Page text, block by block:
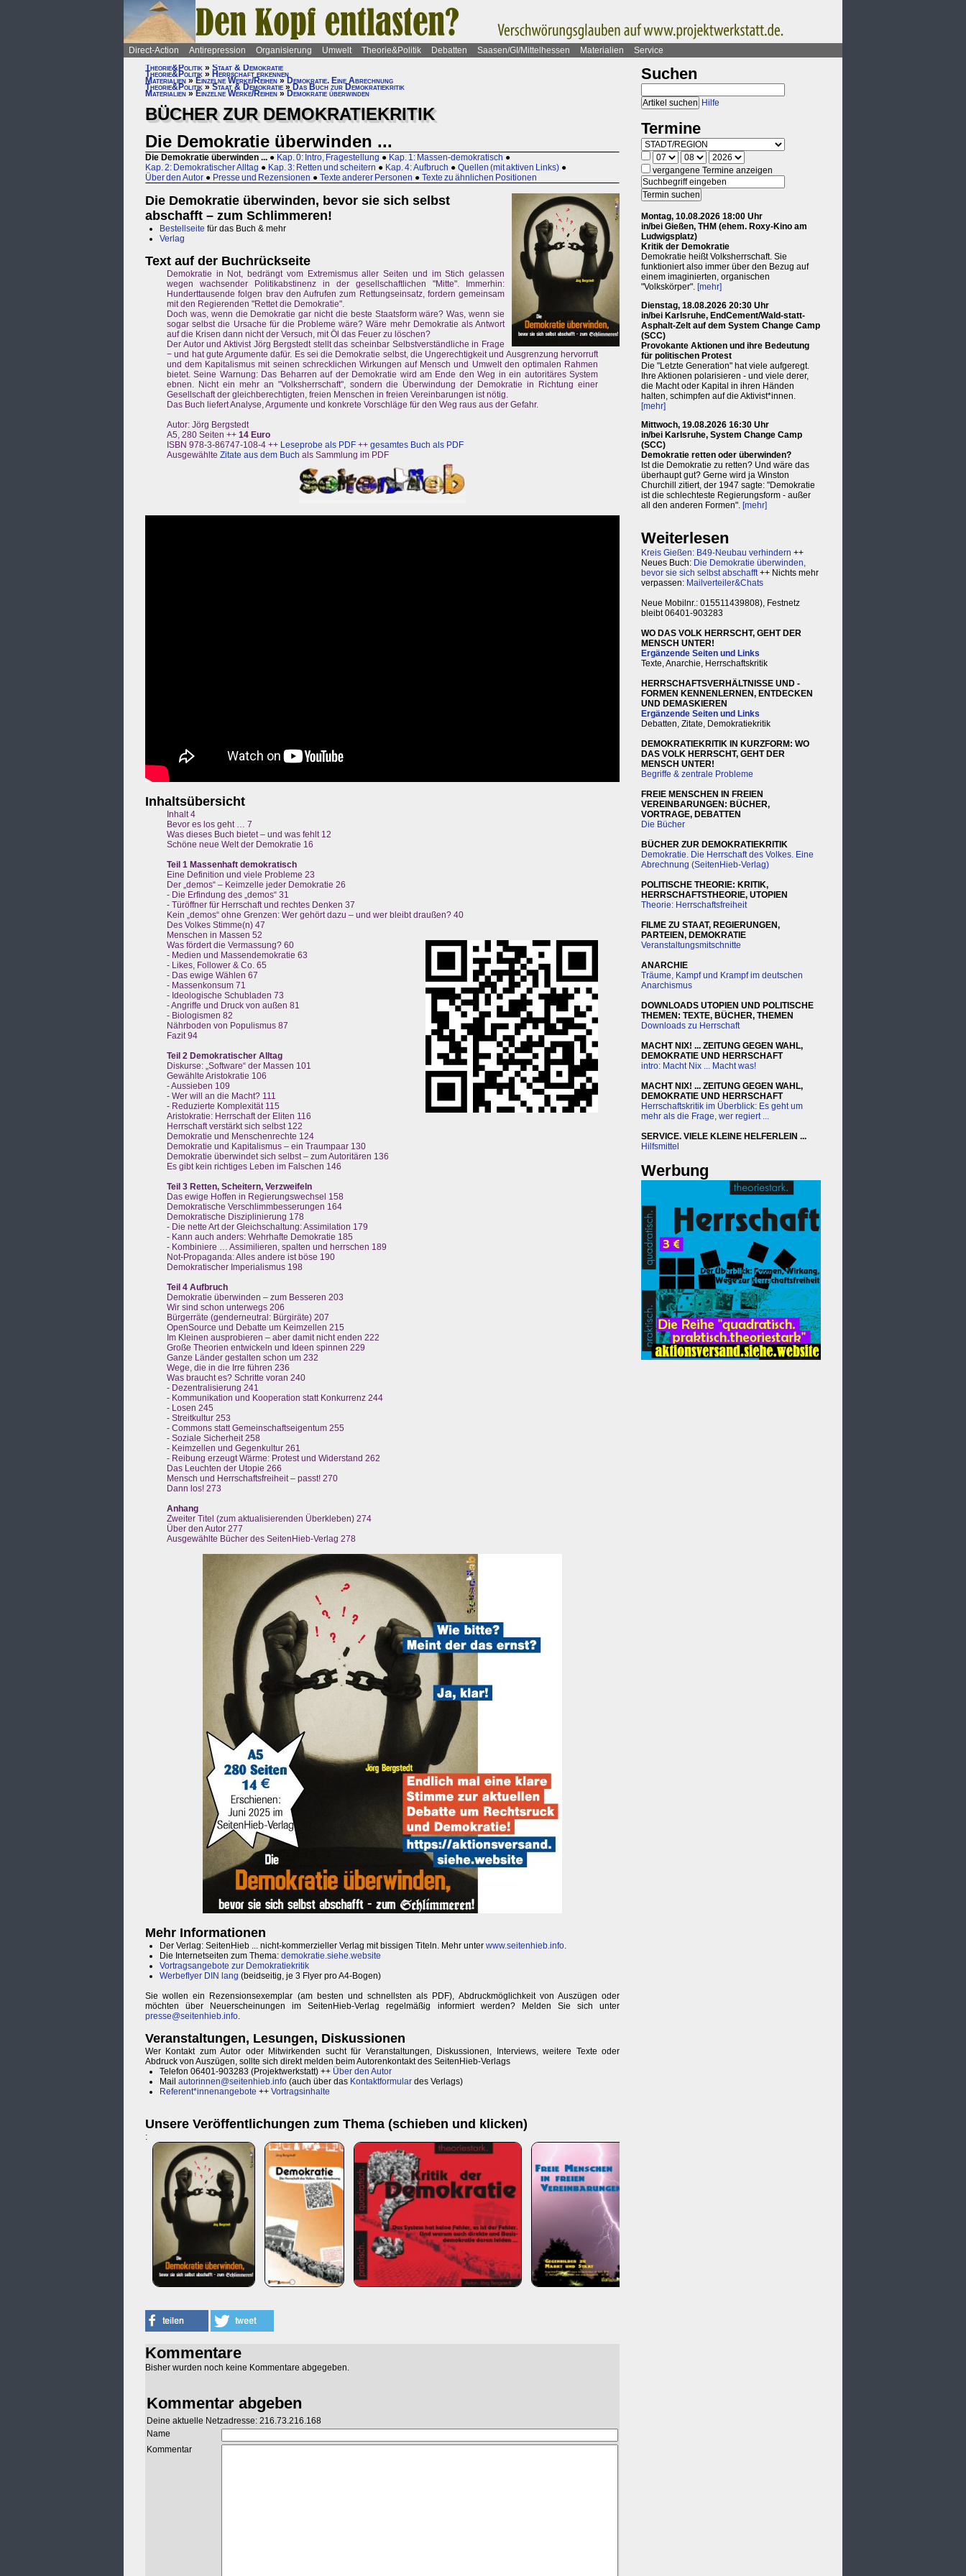
Direct-Action Antirepression Organisierung Umwelt Theorie&Politik Debatten Saasen/GI/Mittelhessen Materialien
Service
Theorie&Politik » Staat & Demokratie
Theorie&Politik » Herrschaft erkennen
Materialien » Einzelne Werke/Reihen » Demokratie. Eine Abrechnung
Theorie&Politik » Staat & Demokratie » Das Buch zur Demokratiekritik
Materialien » Einzelne Werke/Reihen » Demokratie überwinden
BÜCHER ZUR DEMOKRATIEKRITIK
Die Demokratie überwinden ...
Die Demokratie überwinden ... ● Kap. 0: Intro, Fragestellung ● Kap. 1: Massen-demokratisch ●
Kap. 2: Demokratischer Alltag ● Kap. 3: Retten und scheitern ● Kap. 4: Aufbruch ● Quellen (mit aktiven Links) ●
Über den Autor ● Presse und Rezensionen ● Texte anderer Personen ● Texte zu ähnlichen Positionen
Die Demokratie überwinden, bevor sie sich selbst
abschafft – zum Schlimmeren!
Bestellseite für das Buch & mehr
Verlag
Text auf der Buchrückseite
Demokratie in Not, bedrängt vom Extremismus aller Seiten und im Stich gelassen
wegen wachsender Politikabstinenz in der gesellschaftlichen "Mitte". Immerhin:
Hunderttausende folgen brav den Aufrufen zum Rettungseinsatz, fordern gemeinsam
mit den Regierenden "Rettet die Demokratie".
Doch was, wenn die Demokratie gar nicht die beste Staatsform wäre? Was, wenn sie
sogar selbst die Ursache für die Probleme wäre? Wäre mehr Demokratie als Antwort
auf die Krisen dann nicht der Versuch, mit Öl das Feuer zu löschen?
Der Autor und Aktivist Jörg Bergstedt stellt das scheinbar Selbstverständliche in Frage
− und hat gute Argumente dafür. Es sei die Demokratie selbst, die Ungerechtigkeit und Ausgrenzung hervorruft
und dem Kapitalismus mit seinen schrecklichen Wirkungen auf Mensch und Umwelt den optimalen Rahmen
bietet. Seine Warnung: Das Beharren auf der Demokratie wird am Ende den Weg in ein autoritäres System
ebnen. Nicht ein mehr an "Volksherrschaft", sondern die Überwindung der Demokratie in Richtung einer
Gesellschaft der gleichberechtigten, freien Menschen in freien Vereinbarungen ist nötig.
Das Buch liefert Analyse, Argumente und konkrete Vorschläge für den Weg raus aus der Gefahr.
Autor: Jörg Bergstedt
A5, 280 Seiten ++ 14 Euro
ISBN 978-3-86747-108-4 ++ Leseprobe als PDF ++ gesamtes Buch als PDF
Ausgewählte Zitate aus dem Buch als Sammlung im PDF
Inhaltsübersicht
Inhalt 4
Bevor es los geht … 7
Was dieses Buch bietet – und was fehlt 12
Schöne neue Welt der Demokratie 16
Teil 1 Massenhaft demokratisch
Eine Definition und viele Probleme 23
Der „demos“ – Keimzelle jeder Demokratie 26
- Die Erfindung des „demos“ 31
- Türöffner für Herrschaft und rechtes Denken 37
Kein „demos“ ohne Grenzen: Wer gehört dazu – und wer bleibt draußen? 40
Des Volkes Stimme(n) 47
Menschen in Massen 52
Was fördert die Vermassung? 60
- Medien und Massendemokratie 63
- Likes, Follower & Co. 65
- Das ewige Wählen 67
- Massenkonsum 71
- Ideologische Schubladen 73
- Angriffe und Druck von außen 81
- Biologismen 82
Nährboden von Populismus 87
Fazit 94
Teil 2 Demokratischer Alltag
Diskurse: „Software“ der Massen 101
Gewählte Aristokratie 106
- Aussieben 109
- Wer will an die Macht? 111
- Reduzierte Komplexität 115
Aristokratie: Herrschaft der Eliten 116
Herrschaft verstärkt sich selbst 122
Demokratie und Menschenrechte 124
Demokratie und Kapitalismus – ein Traumpaar 130
Demokratie überwindet sich selbst – zum Autoritären 136
Es gibt kein richtiges Leben im Falschen 146
Teil 3 Retten, Scheitern, Verzweifeln
Das ewige Hoffen in Regierungswechsel 158
Demokratische Verschlimmbesserungen 164
Demokratische Disziplinierung 178
- Die nette Art der Gleichschaltung: Assimilation 179
- Kann auch anders: Wehrhafte Demokratie 185
- Kombiniere … Assimilieren, spalten und herrschen 189
Not-Propaganda: Alles andere ist böse 190
Demokratischer Imperialismus 198
Teil 4 Aufbruch
Demokratie überwinden – zum Besseren 203
Wir sind schon unterwegs 206
Bürgerräte (genderneutral: Bürgiräte) 207
OpenSource und Debatte um Keimzellen 215
Im Kleinen ausprobieren – aber damit nicht enden 222
Große Theorien entwickeln und Ideen spinnen 229
Ganze Länder gestalten schon um 232
Wege, die in die Irre führen 236
Was braucht es? Schritte voran 240
- Dezentralisierung 241
- Kommunikation und Kooperation statt Konkurrenz 244
- Losen 245
- Streitkultur 253
- Commons statt Gemeinschaftseigentum 255
- Soziale Sicherheit 258
- Keimzellen und Gegenkultur 261
- Reibung erzeugt Wärme: Protest und Widerstand 262
Das Leuchten der Utopie 266
Mensch und Herrschaftsfreiheit – passt! 270
Dann los! 273
Anhang
Zweiter Titel (zum aktualisierenden Überkleben) 274
Über den Autor 277
Ausgewählte Bücher des SeitenHieb-Verlag 278
Mehr Informationen
Der Verlag: SeitenHieb ... nicht-kommerzieller Verlag mit bissigen Titeln. Mehr unter www.seitenhieb.info.
Die Internetseiten zum Thema: demokratie.siehe.website
Vortragsangebote zur Demokratiekritik
Werbeflyer DIN lang (beidseitig, je 3 Flyer pro A4-Bogen)
Sie wollen ein Rezensionsexemplar (am besten und schnellsten als PDF), Abdruckmöglichkeit von Auszügen oder
möchten über Neuerscheinungen im SeitenHieb-Verlag regelmäßig informiert werden? Melden Sie sich unter
presse@seitenhieb.info.
Veranstaltungen, Lesungen, Diskussionen
Wer Kontakt zum Autor oder Mitwirkenden sucht für Veranstaltungen, Diskussionen, Interviews, weitere Texte oder
Abdruck von Auszügen, sollte sich direkt melden beim Autorenkontakt des SeitenHieb-Verlags
Telefon 06401-903283 (Projektwerkstatt) ++ Über den Autor
Mail autorinnen@seitenhieb.info (auch über das Kontaktformular des Verlags)
Referent*innenangebote ++ Vortragsinhalte
Unsere Veröffentlichungen zum Thema (schieben und klicken)
:
Kommentare
Bisher wurden noch keine Kommentare abgegeben.
Kommentar abgeben
Deine aktuelle Netzadresse: 216.73.216.168
Name
Kommentar
Suchen
Hilfe
Termine
vergangene Termine anzeigen
Montag, 10.08.2026 18:00 Uhr
in/bei Gießen, THM (ehem. Roxy-Kino am
Ludwigsplatz)
Kritik der Demokratie
Demokratie heißt Volksherrschaft. Sie
funktioniert also immer über den Bezug auf
einem imaginierten, organischen
"Volkskörper". [mehr]
Dienstag, 18.08.2026 20:30 Uhr
in/bei Karlsruhe, EndCement/Wald-statt-
Asphalt-Zelt auf dem System Change Camp
(SCC)
Provokante Aktionen und ihre Bedeutung
für politischen Protest
Die "Letzte Generation" hat viele aufgeregt.
Ihre Aktionen polarisieren - und viele derer,
die Macht oder Kapital in ihren Händen
halten, schimpfen auf die Aktivist*innen.
[mehr]
Mittwoch, 19.08.2026 16:30 Uhr
in/bei Karlsruhe, System Change Camp
(SCC)
Demokratie retten oder überwinden?
Ist die Demokratie zu retten? Und wäre das
überhaupt gut? Gerne wird ja Winston
Churchill zitiert, der 1947 sagte: "Demokratie
ist die schlechteste Regierungsform - außer
all den anderen Formen". [mehr]
Weiterlesen
Kreis Gießen: B49-Neubau verhindern ++
Neues Buch: Die Demokratie überwinden,
bevor sie sich selbst abschafft++ Nichts mehr
verpassen: Mailverteiler&Chats
Neue Mobilnr.: 015511439808), Festnetz
bleibt 06401-903283
WO DAS VOLK HERRSCHT, GEHT DER
MENSCH UNTER!
Ergänzende Seiten und Links
Texte, Anarchie, Herrschaftskritik
HERRSCHAFTSVERHÄLTNISSE UND -
FORMEN KENNENLERNEN, ENTDECKEN
UND DEMASKIEREN
Ergänzende Seiten und Links
Debatten, Zitate, Demokratiekritik
DEMOKRATIEKRITIK IN KURZFORM: WO
DAS VOLK HERRSCHT, GEHT DER
MENSCH UNTER!
Begriffe & zentrale Probleme
FREIE MENSCHEN IN FREIEN
VEREINBARUNGEN: BÜCHER,
VORTRAGE, DEBATTEN
Die Bücher
BÜCHER ZUR DEMOKRATIEKRITIK
Demokratie. Die Herrschaft des Volkes. Eine
Abrechnung (SeitenHieb-Verlag)
POLITISCHE THEORIE: KRITIK,
HERRSCHAFTSTHEORIE, UTOPIEN
Theorie: Herrschaftsfreiheit
FILME ZU STAAT, REGIERUNGEN,
PARTEIEN, DEMOKRATIE
Veranstaltungsmitschnitte
ANARCHIE
Träume, Kampf und Krampf im deutschen
Anarchismus
DOWNLOADS UTOPIEN UND POLITISCHE
THEMEN: TEXTE, BÜCHER, THEMEN
Downloads zu Herrschaft
MACHT NIX! ... ZEITUNG GEGEN WAHL,
DEMOKRATIE UND HERRSCHAFT
intro: Macht Nix ... Macht was!
MACHT NIX! ... ZEITUNG GEGEN WAHL,
DEMOKRATIE UND HERRSCHAFT
Herrschaftskritik im Überblick: Es geht um
mehr als die Frage, wer regiert ...
SERVICE. VIELE KLEINE HELFERLEIN ...
Hilfsmittel
Werbung